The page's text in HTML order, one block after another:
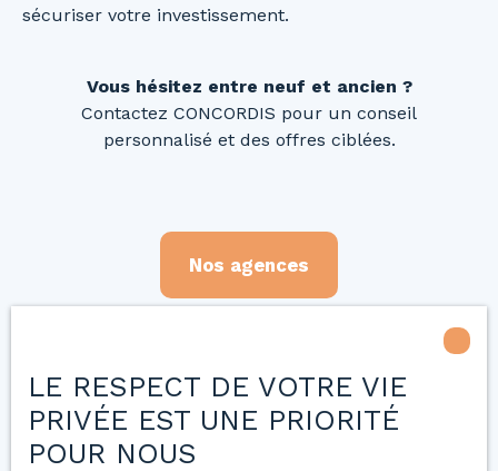
sécuriser votre investissement.
Vous hésitez entre neuf et ancien ?
Contactez CONCORDIS pour un conseil
personnalisé et des offres ciblées.
Nos agences
LE RESPECT DE VOTRE VIE
PRIVÉE EST UNE PRIORITÉ
POUR NOUS